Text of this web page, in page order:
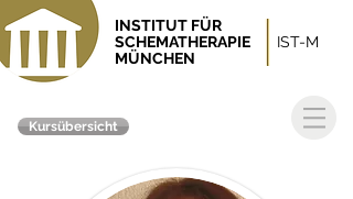
INSTITUT FÜR
SCHEMATHERAPIE IST-M
MÜNCHEN
Kursübersicht